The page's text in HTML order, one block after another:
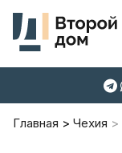
Главная Чехия